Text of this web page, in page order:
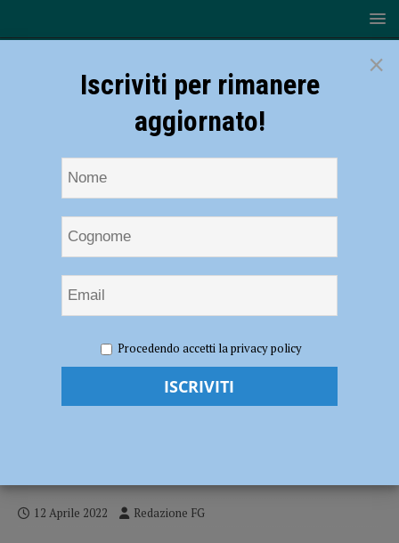
subito un successo: 25 mila prenotazioni già al primo giorno di
apertura e 150 gruppi da altre città
Mostra su Klimt, è subito un successo: 25
12 Aprile 2022 Redazione FG
×
Iscriviti per rimanere
aggiornato!
Procedendo accetti la privacy policy